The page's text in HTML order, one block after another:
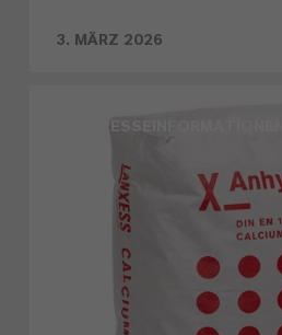
3. MÄRZ 2026